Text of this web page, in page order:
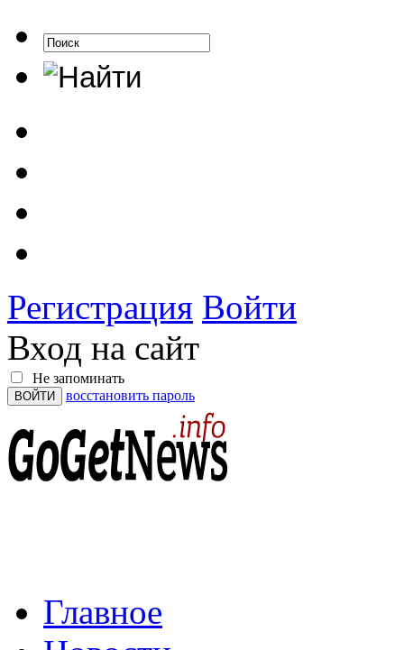
Регистрация Войти
Вход на сайт
Не запоминать
восстановить пароль
Главное